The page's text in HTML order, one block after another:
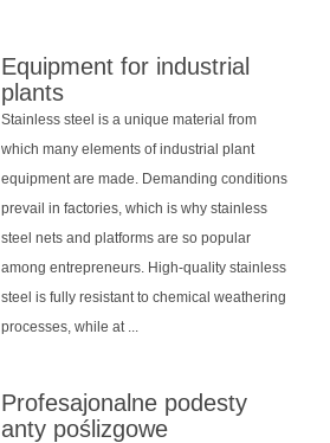
Equipment for industrial
plants
Stainless steel is a unique material from
which many elements of industrial plant
equipment are made. Demanding conditions
prevail in factories, which is why stainless
steel nets and platforms are so popular
among entrepreneurs. High-quality stainless
steel is fully resistant to chemical weathering
processes, while at ...
Profesajonalne podesty
anty poślizgowe